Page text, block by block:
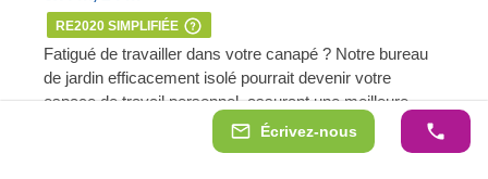
Écrivez-nous
RE2020 SIMPLIFIÉE
Fatigué de travailler dans votre canapé ? Notre bureau
de jardin efficacement isolé pourrait devenir votre
espace de travail personnel, assurant une meilleure
productivité et un confort absolu. Disponibles en
plusieurs tailles, nos modèles en SIPs présentent un
Isolation thermique efficace
Lumière naturelle abondante